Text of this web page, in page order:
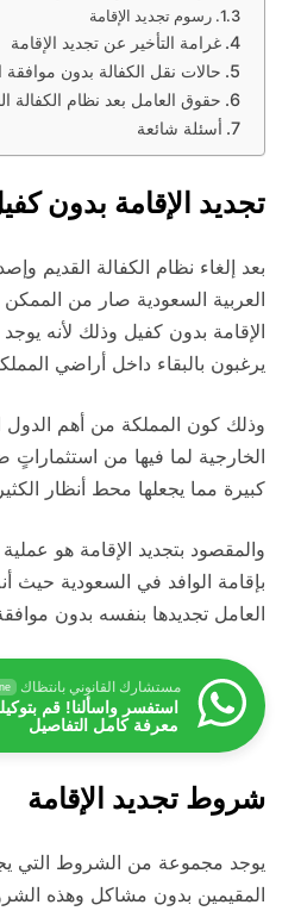
رسوم تجديد الإقامة
غرامة التأخير عن تجديد الإقامة
حالات نقل الكفالة بدون موافقة
حقوق العامل بعد نظام الكفالة
أسئلة شائعة
تجديد الإقامة بدون
بعد إلغاء نظام الكفالة القديم
العربية السعودية صار من الممكن
الإقامة بدون كفيل وذلك لأنه
يرغبون بالبقاء داخل أراضي
وذلك كون المملكة من أهم الدول
الخارجية لما فيها من
كبيرة مما يجعلها محط أنظار
والمقصود بتجديد الإقامة هو
بإقامة الوافد في السعودية حيث
العامل تجديدها بنفسه بدون
مستشارك القانوني بانتظاك
استفسر واسألنا! قم
معرفة كامل التفاصيل
شروط تجديد الإقامة
يوجد مجموعة من الشروط التي
المقيمين بدون مشاكل وهذه